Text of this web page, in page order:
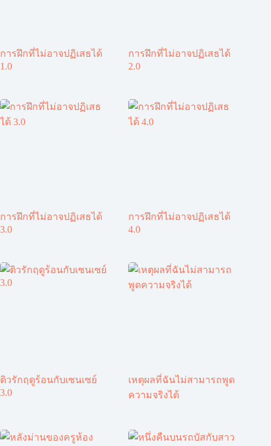
การฝึกที่ไม่อาจปฏิเสธได้
1.0
การฝึกที่ไม่อาจปฏิเสธได้
2.0
การฝึกที่ไม่อาจปฏิเสธได้
3.0
การฝึกที่ไม่อาจปฏิเสธได้
4.0
ติวรักฤดูร้อนกับเซนเซย์
3.0
เหตุผลที่ฉันไม่สามารถพูด
ความจริงได้